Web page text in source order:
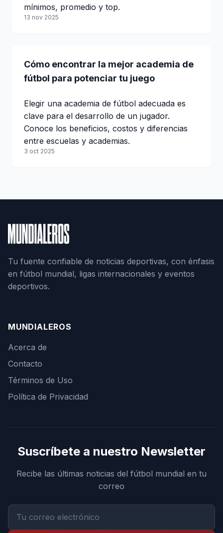
mínimos, promedio y top.
13 nov 2025
Cómo encontrar la mejor academia de
fútbol para potenciar tu juego
Elegir una academia de fútbol adecuada es
clave para el desarrollo de un jugador.
Conoce los beneficios, costos y diferencias
entre escuelas y academias.
3 oct 2025
Tu fuente confiable de noticias deportivas, con énfasis
en fútbol mundial, ligas internacionales y eventos
deportivos.
MUNDIALEROS
Acerca de
Contacto
Términos de Uso
Política de Privacidad
Suscríbete a nuestro Newsletter
Recibe las últimas noticias del fútbol mundial en tu
correo